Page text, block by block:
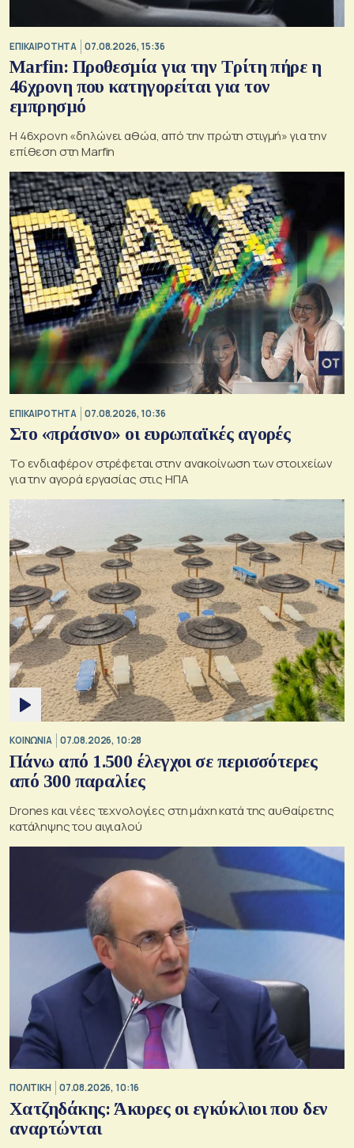
ΕΠΙΚΑΙΡΟΤΗΤΑ 07.08.2026, 15:36
Marfin: Προθεσμία για την Τρίτη πήρε η
46χρονη που κατηγορείται για τον
εμπρησμό
H 46χρονη «δηλώνει αθώα, από την πρώτη στιγμή» για την
επίθεση στη Marfin
ΕΠΙΚΑΙΡΟΤΗΤΑ 07.08.2026, 10:36
Στο «πράσινο» οι ευρωπαϊκές αγορές
Το ενδιαφέρον στρέφεται στην ανακοίνωση των στοιχείων
για την αγορά εργασίας στις ΗΠΑ
ΚΟΙΝΩΝΙΑ 07.08.2026, 10:28
Πάνω από 1.500 έλεγχοι σε περισσότερες
από 300 παραλίες
Drones και νέες τεχνολογίες στη μάχη κατά της αυθαίρετης
κατάληψης του αιγιαλού
ΠΟΛΙΤΙΚΗ 07.08.2026, 10:16
Χατζηδάκης: Άκυρες οι εγκύκλιοι που δεν
αναρτώνται